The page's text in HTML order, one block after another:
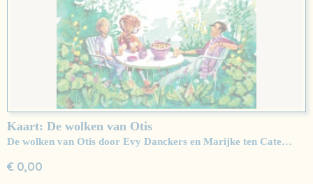
Kaart: De wolken van Otis
De wolken van Otis door Evy Danckers en Marijke ten Cate…
€ 0,00